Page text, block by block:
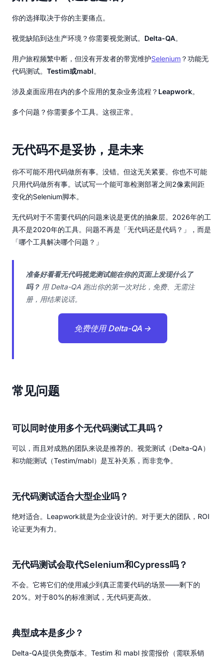
你的选择取决于你的主要痛点。
视觉缺陷到达生产环境？你需要视觉测试。 Delta-QA。
用户旅程频繁中断，但没有开发者的带宽维护Selenium ？功能无
代码测试。 Testim或mabl。
涉及桌面应用在内的多个应用的复杂业务流程？ Leapwork。
多个问题？你需要多个工具。这很正常。
无代码不是妥协，是未来
你不可能不用代码做所有事。没错。但这无关紧要。你也不可能
只用代码做所有事。试试写一个能可靠检测部署之间2像素间距
变化的Selenium脚本。
无代码对于不需要代码的问题来说是更优的抽象层。2026年的工
具不是2020年的工具。问题不再是「无代码还是代码？」，而是
「哪个工具解决哪个问题？」
准备好看看无代码视觉测试能在你的页面上发现什么了
吗？ 用 Delta-QA 跑出你的第一次对比，免费、无需注
册，用结果说话。
免费使用 Delta-QA →
常见问题
可以同时使用多个无代码测试工具吗？
可以，而且对成熟的团队来说是推荐的。视觉测试（Delta-QA）
和功能测试（Testim/mabl）是互补关系，而非竞争。
无代码测试适合大型企业吗？
绝对适合。Leapwork就是为企业设计的。对于更大的团队，ROI
论证更为有力。
无代码测试会取代Selenium和Cypress吗？
不会。它将它们的使用减少到真正需要代码的场景——剩下的
20%。对于80%的标准测试，无代码更高效。
典型成本是多少？
Delta-QA提供免费版本。Testim 和 mabl 按需报价（需联系销